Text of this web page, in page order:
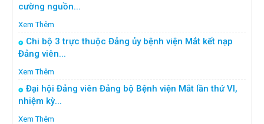
cường nguồn...
Xem Thêm
Chi bộ 3 trực thuộc Đảng ủy bệnh viện Mắt kết nạp
Đảng viên...
Xem Thêm
Đại hội Đảng viên Đảng bộ Bệnh viện Mắt lần thứ VI,
nhiệm kỳ...
Xem Thêm